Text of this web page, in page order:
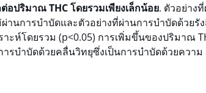
อปริมาณ THC โดยรวมเพียงเล็กน้อย. ตัวอย่าง
านการบำบัดและตัวอย่างที่ผ่านการบำบัดด้วยรั
ะห์โดยรวม (p<0.05) การเพิ่มขึ้นของปริมาณ
รบำบัดด้วยคลื่นวิทยุซึ่งเป็นการบำบัดด้วยความ